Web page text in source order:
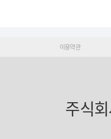
이용약관
주식